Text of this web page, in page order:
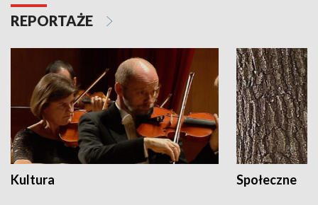
REPORTAŻE
Kultura Społeczne